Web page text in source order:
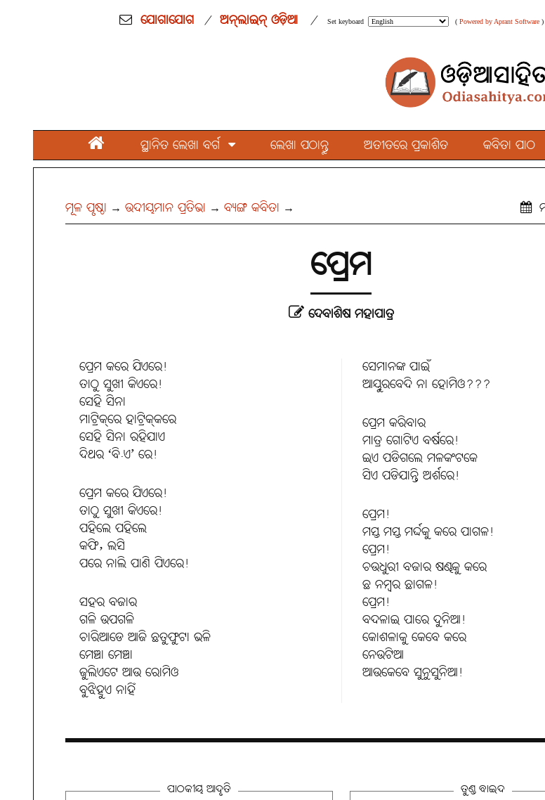
ଯୋଗାଯୋଗ / ଅନ୍‌ଲାଇନ୍ ଓଡ଼ିଆ / Set keyboard ( Powered by Aprant Software)
ସ୍ଥାନିତ ଲେଖା ବର୍ଗ ଲେଖା ପଠାନ୍ତୁ ଅତୀତରେ ପ୍ରକାଶିତ କବିତା ପାଠ
ମୂଳ ପୃଷ୍ଠା → ଉଦୀୟମାନ ପ୍ରତିଭା → ବ୍ୟଙ୍ଗ କବିତା →
ପ୍ରେମ
ଦେବାଶିଷ ମହାପାତ୍ର
ପ୍ରେମ କରେ ଯିଏରେ!
ତାଠୁ ସୁଖୀ କିଏରେ!
ସେହି ସିନା
ମାଟ୍ରିକ୍‌ରେ ହାଟ୍ରିକ୍‌କରେ
ସେହି ସିନା ରହିଯାଏ
ଦିଥର ‘ବି.ଏ’ ରେ!
ପ୍ରେମ କରେ ଯିଏରେ!
ତାଠୁ ସୁଖୀ କିଏରେ!
ପହିଲେ ପହିଲେ
କଫି, ଲସି
ପରେ ନାଲି ପାଣି ପିଏରେ!
ସହର ବଜାର
ଗଳି ଉପଗଳି
ଚାରିଆଡେ ଆଜି ଛତୁଫୁଟା ଭଳି
ମେଞ୍ଚା ମେଞ୍ଚା
ଜୁଲିଏଟେ ଆଉ ରୋମିଓ
ବୁଝିହୁଏ ନାହିଁ
ସେମାନଙ୍କ ପାଇଁ
ଆୟୁରବେଦି ନା ହୋମିଓ???
ପ୍ରେମ କରିବାର
ମାତ୍ର ଗୋଟିଏ ବର୍ଷରେ!
ଇଏ ପଡିଗଲେ ମଳକଂଟକେ
ସିଏ ପଡିଯାନ୍ତି ଅର୍ଶରେ!
ପ୍ରେମ!
ମସ୍ତ ମସ୍ତ ମର୍ଦ୍ଦକୁ କରେ ପାଗଳ!
ପ୍ରେମ!
ଚଉଧୁରୀ ବଜାର ଷଣ୍ଢକୁ କରେ
ଛ ନମ୍ବର ଛାଗଳ!
ପ୍ରେମ!
ବଦଳାଇ ପାରେ ଦୁନିଆ!
କୋଶଳାକୁ କେବେ କରେ
ନେଉଟିଆ
ଆଉକେବେ ସୁନୁସୁନିଆ!
ପାଠକୀୟ ଆଦୃତି ତୁଣ୍ଡ ବାଇଦ